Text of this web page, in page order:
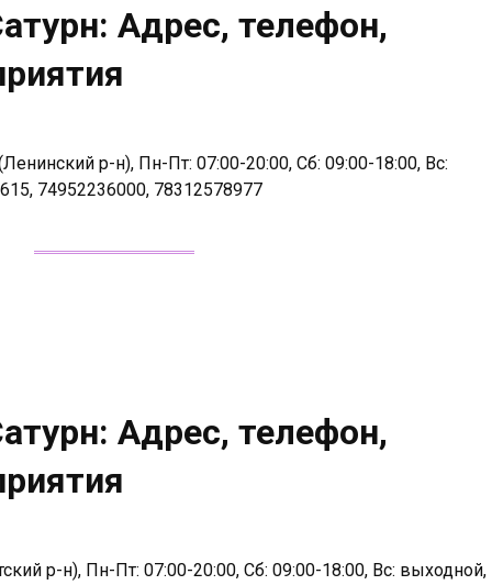
Адрес, телефон,
р-н), Пн-Пт: 07:00-20:00, Сб: 09:00-18:00, Вс:
74952236000, 78312578977
Адрес, телефон,
р-н), Пн-Пт: 07:00-20:00, Сб: 09:00-18:00, Вс: выходной,